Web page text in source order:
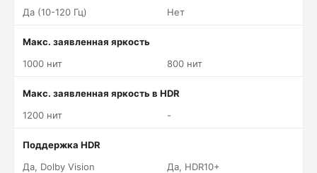
Да (10-120 Гц)
Нет
Макс. заявленная яркость
1000 нит
800 нит
Макс. заявленная яркость в HDR
1200 нит
-
Поддержка HDR
Да, Dolby Vision
Да, HDR10+